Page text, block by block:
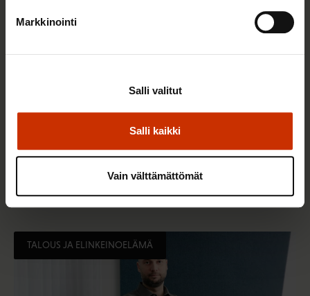
Markkinointi
Salli kaikki
Salli valitut
Vain välttämättömät
SAK tukee ammattiliittojen jäsenten
harrastustoimintaa – hae apurahaa elokuun
TALOUS JA ELINKEINOELÄMÄ